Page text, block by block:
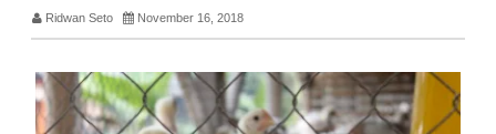
Ridwan Seto November 16, 2018